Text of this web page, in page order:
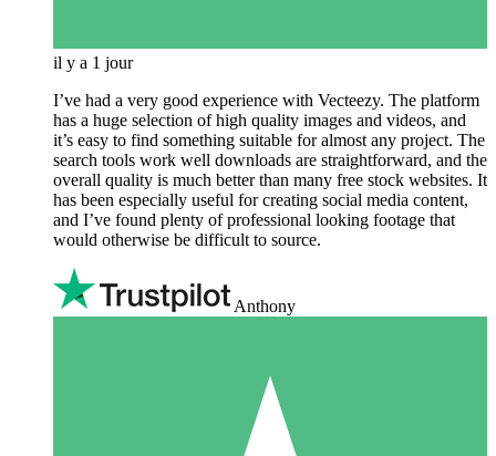
il y a 1 jour
I’ve had a very good experience with Vecteezy. The platform
has a huge selection of high quality images and videos, and
it’s easy to find something suitable for almost any project. The
search tools work well downloads are straightforward, and the
overall quality is much better than many free stock websites. It
has been especially useful for creating social media content,
and I’ve found plenty of professional looking footage that
would otherwise be difficult to source.
Anthony